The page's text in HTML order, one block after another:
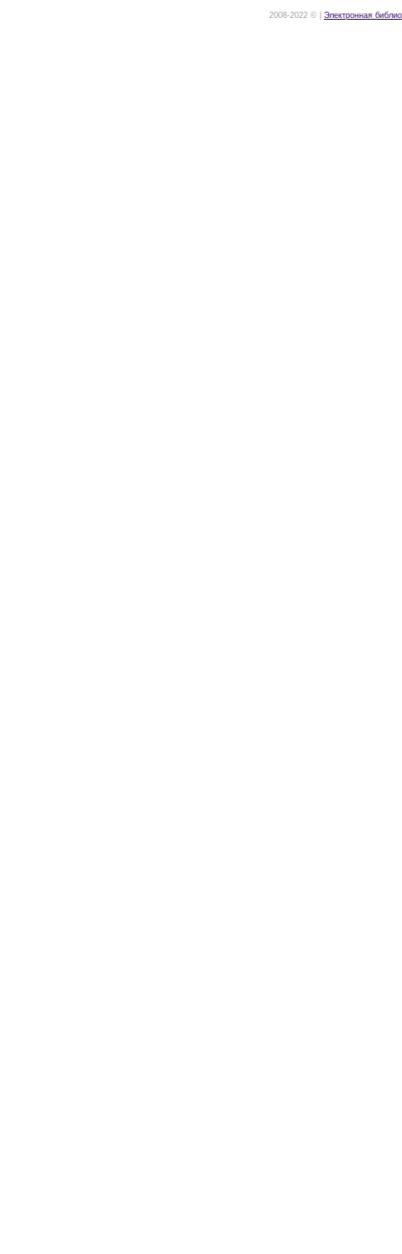
2008-2022 © | Электронная